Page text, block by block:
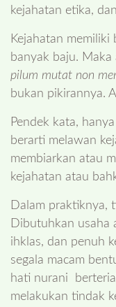
kejahatan etika,
Kejahatan
banyak baju. Maka
pilum mutat non
bukan pikirannya.
Pendek kata, hanya
berarti melawan
membiarkan atau
kejahatan atau
Dalam praktiknya,
Dibutuhkan usaha
ihklas, dan penuh
segala macam
hati nurani
melakukan tindak